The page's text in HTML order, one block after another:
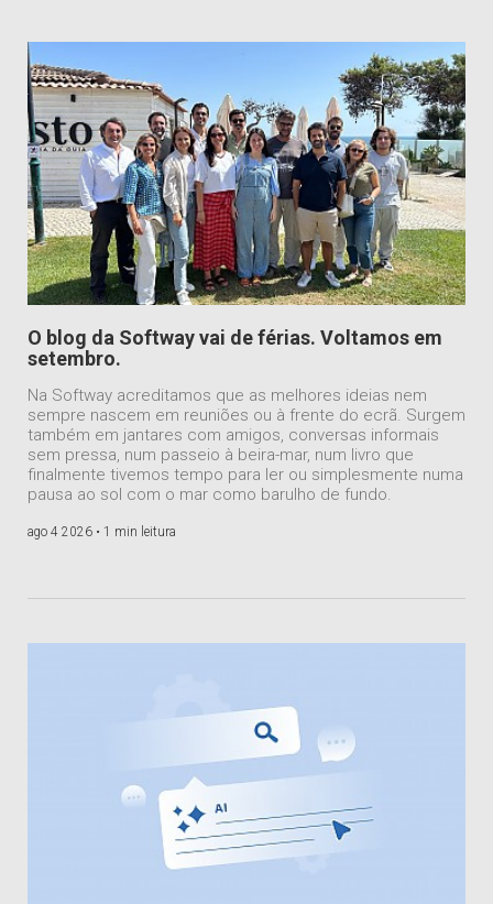
O blog da Softway vai de férias. Voltamos em
setembro.
Na Softway acreditamos que as melhores ideias nem
sempre nascem em reuniões ou à frente do ecrã. Surgem
também em jantares com amigos, conversas informais
sem pressa, num passeio à beira-mar, num livro que
finalmente tivemos tempo para ler ou simplesmente numa
pausa ao sol com o mar como barulho de fundo.
ago 4 2026 • 1 min leitura